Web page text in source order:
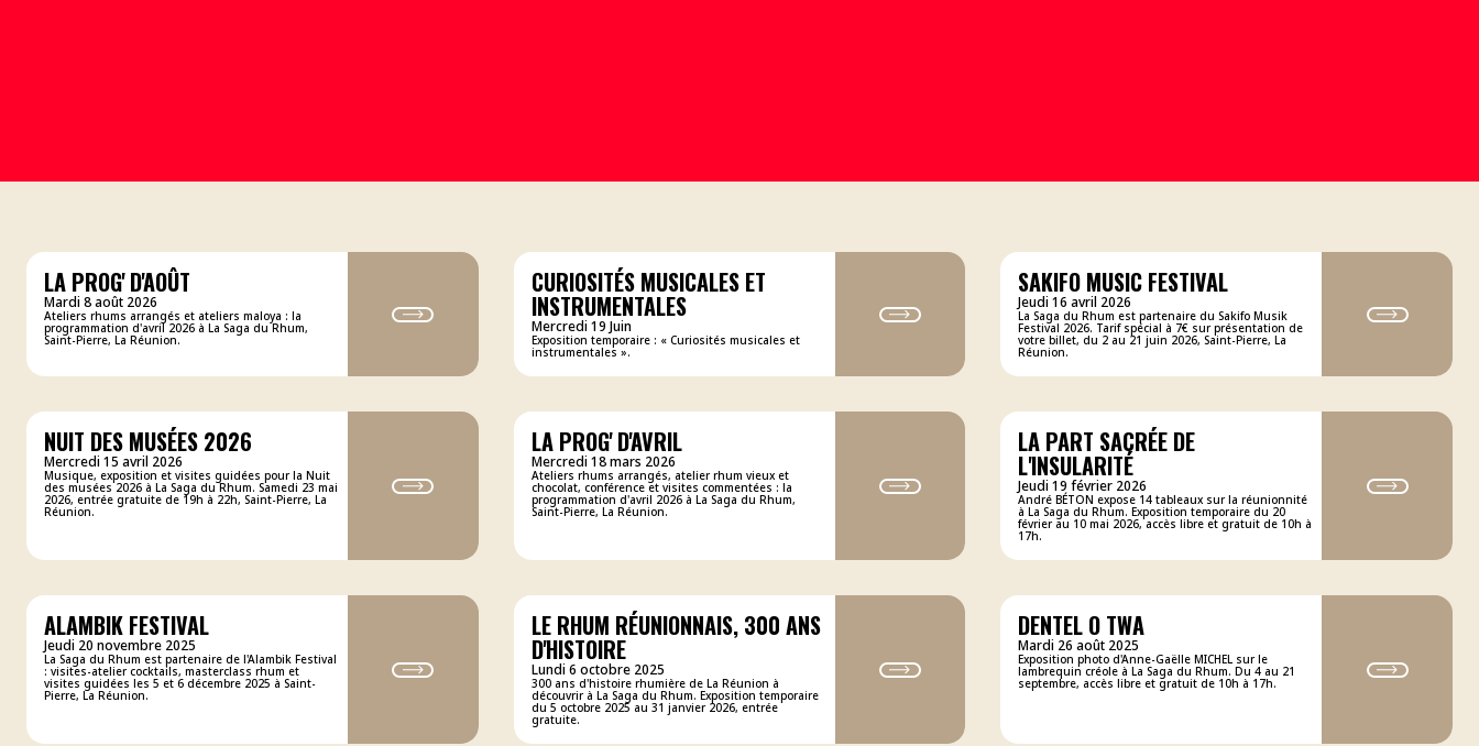
LA PROG' D'AOÛT
Mardi 8 août 2026
Ateliers rhums arrangés et ateliers maloya : la
programmation d'avril 2026 à La Saga du Rhum,
Saint-Pierre, La Réunion.
CURIOSITÉS MUSICALES ET
INSTRUMENTALES
Mercredi 19 Juin
Exposition temporaire : « Curiosités musicales et
instrumentales ».
SAKIFO MUSIC FESTIVAL
Jeudi 16 avril 2026
La Saga du Rhum est partenaire du Sakifo Musik
Festival 2026. Tarif spécial à 7€ sur présentation de
votre billet, du 2 au 21 juin 2026, Saint-Pierre, La
Réunion.
NUIT DES MUSÉES 2026
Mercredi 15 avril 2026
Musique, exposition et visites guidées pour la Nuit
des musées 2026 à La Saga du Rhum. Samedi 23 mai
2026, entrée gratuite de 19h à 22h, Saint-Pierre, La
Réunion.
LA PROG' D'AVRIL
Mercredi 18 mars 2026
Ateliers rhums arrangés, atelier rhum vieux et
chocolat, conférence et visites commentées : la
programmation d'avril 2026 à La Saga du Rhum,
Saint-Pierre, La Réunion.
LA PART SACRÉE DE
L'INSULARITÉ
Jeudi 19 février 2026
André BÉTON expose 14 tableaux sur la réunionnité
à La Saga du Rhum. Exposition temporaire du 20
février au 10 mai 2026, accès libre et gratuit de 10h à
17h.
ALAMBIK FESTIVAL
Jeudi 20 novembre 2025
La Saga du Rhum est partenaire de l'Alambik Festival
: visites-atelier cocktails, masterclass rhum et
visites guidées les 5 et 6 décembre 2025 à Saint-
Pierre, La Réunion.
LE RHUM RÉUNIONNAIS, 300 ANS
D'HISTOIRE
Lundi 6 octobre 2025
300 ans d'histoire rhumière de La Réunion à
découvrir à La Saga du Rhum. Exposition temporaire
du 5 octobre 2025 au 31 janvier 2026, entrée
gratuite.
DENTEL O TWA
Mardi 26 août 2025
Exposition photo d'Anne-Gaëlle MICHEL sur le
lambrequin créole à La Saga du Rhum. Du 4 au 21
septembre, accès libre et gratuit de 10h à 17h.